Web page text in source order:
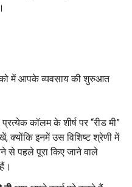
में आपके व्यवसाय की शुरुआत
कॉलम के शीर्ष पर “रीड मी”
क्योंकि इनमें उस विशिष्ट श्रेणी में
से पहले पूरा किए जाने वाले